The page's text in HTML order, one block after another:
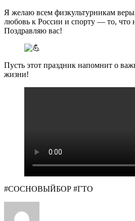
Я желаю всем физкультурникам
любовь к России и спорту — то, что
Поздравляю вас!
Пусть этот праздник напомнит о
жизни!
#СОСНОВЫЙБОР #ГТО